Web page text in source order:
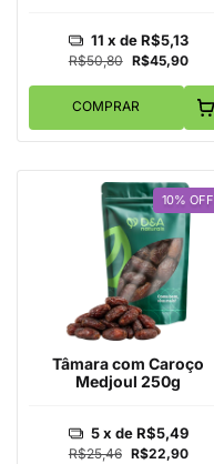
R$50,80 R$45,90
11 x deR$5,13
COMPRAR
10% OFF
Tâmara com Caroço
Medjoul 250g
R$25,46 R$22,90
5 x deR$5,49